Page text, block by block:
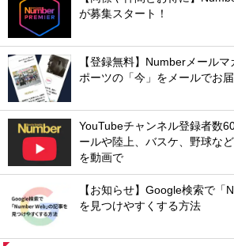
が募集スタート！
【登録無料】Numberメール
ポーツの「今」をメールでお届
YouTubeチャンネル登録者数
ールや陸上、バスケ、野球な
を動画で
【お知らせ】Google検索で「
を見つけやすくする方法